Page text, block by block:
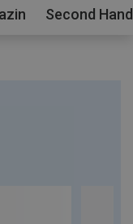
Second Hand